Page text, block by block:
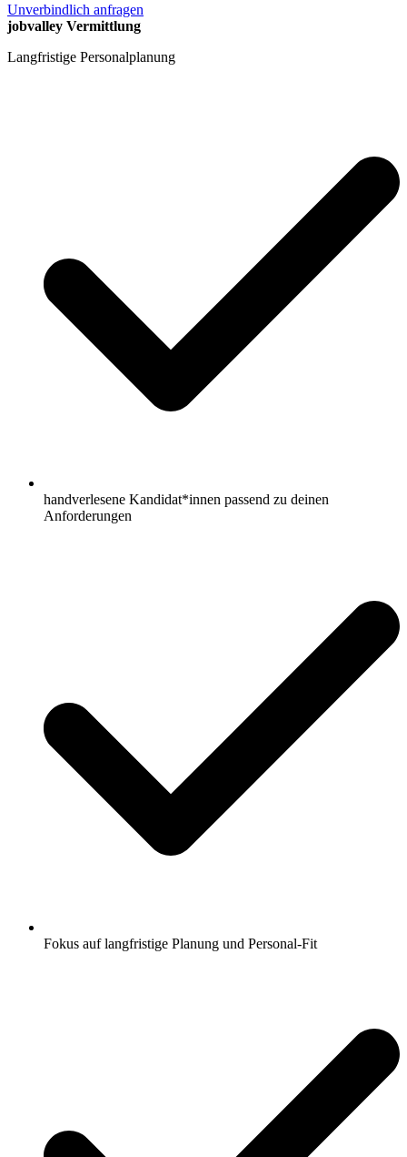
Unverbindlich anfragen
jobvalley Vermittlung
Langfristige Personalplanung
handverlesene Kandidat*innen passend zu deinen
Anforderungen
Fokus auf langfristige Planung und Personal-Fit